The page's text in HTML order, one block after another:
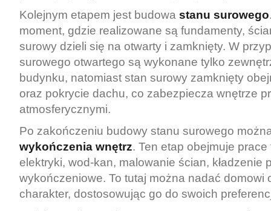
Kolejnym etapem jest budowa stanu surowego
moment, gdzie realizowane są fundamenty,
surowy dzieli się na otwarty i zamknięty. W
surowego otwartego są wykonane tylko
budynku, natomiast stan surowy zamknięty
oraz pokrycie dachu, co zabezpiecza wnętrze
atmosferycznymi.
Po zakończeniu budowy stanu surowego
wykończenia wnętrz. Ten etap obejmuje
elektryki, wod-kan, malowanie ścian, kładzenie
wykończeniowe. To tutaj można nadać domowi
charakter, dostosowując go do swoich